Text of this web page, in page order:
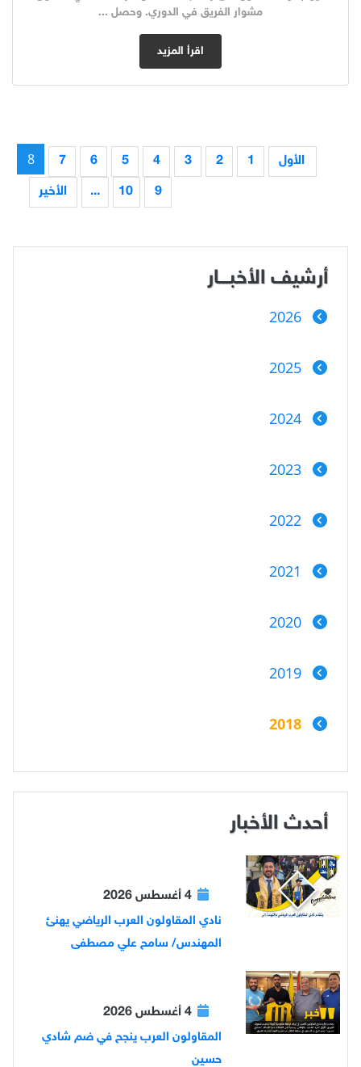
مشوار الفريق في الدوري. وحصل ...
اقرأ المزيد
الأول 1
2
3
4
5
6
7
8
9
10
... الأخير
أرشيف الأخبـــار
2026
2025
2024
2023
2022
2021
2020
2019
2018
أحدث الأخبار
نادي المقاولون العرب الرياضي يهنئ
المهندس/ سامح علي مصطفى
المقاولون العرب ينجح في ضم شادي
حسين